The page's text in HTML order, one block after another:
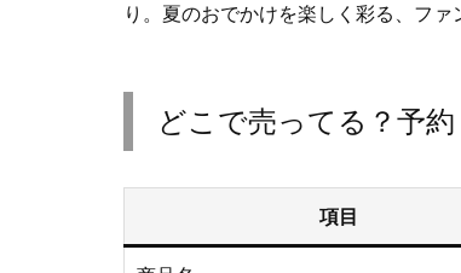
り。夏のおでかけを楽しく彩る、ファ
どこで売ってる？予
項目